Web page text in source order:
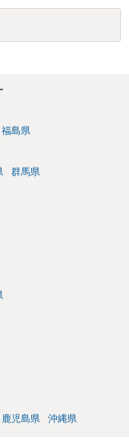
福島県
群馬県
鹿児島県 沖縄県